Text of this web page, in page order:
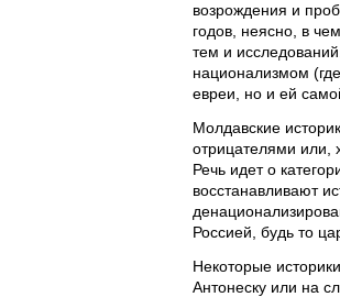
возрождения и
годов, неясно, в
тем и
национализмом
евреи, но и ей
Молдавские
отрицателями или,
Речь идет о
восстанавливают
Россией, будь то
Некоторые
Антонеску или на